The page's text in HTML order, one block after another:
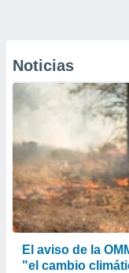
Noticias
El aviso de la
"el cambio